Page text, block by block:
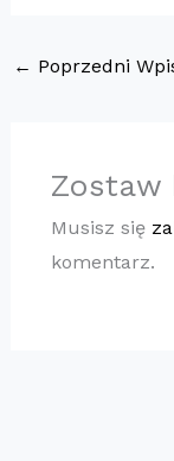
← Poprzedni
Zostaw
Musisz się
komentarz.